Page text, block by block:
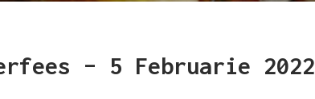
– 5 Februarie 2022